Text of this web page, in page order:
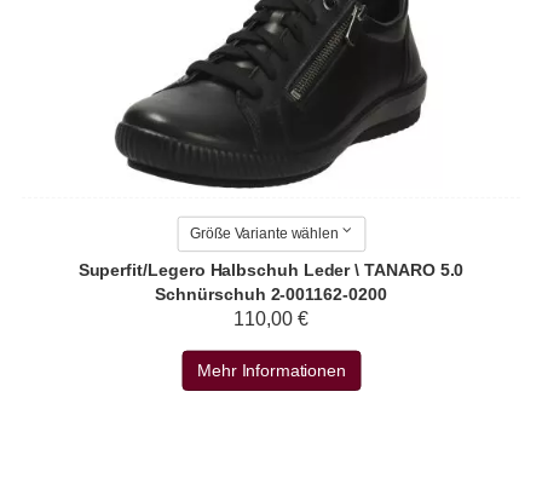
Größe Variante wählen
Superfit/Legero Halbschuh Leder \ TANARO 5.0
Schnürschuh 2-001162-0200
110,00 €
Mehr Informationen